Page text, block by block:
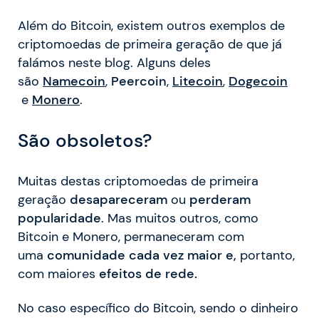
Além do Bitcoin, existem outros exemplos de
criptomoedas de primeira geração de que já
falámos neste blog. Alguns deles
são Namecoin, Peercoin, Litecoin, Dogecoin
e Monero.
São obsoletos?
Muitas destas criptomoedas de primeira
geração desapareceram ou perderam
popularidade. Mas muitos outros, como
Bitcoin e Monero, permaneceram com
uma comunidade cada vez maior e, portanto,
com maiores efeitos de rede.
No caso específico do Bitcoin, sendo o dinheiro